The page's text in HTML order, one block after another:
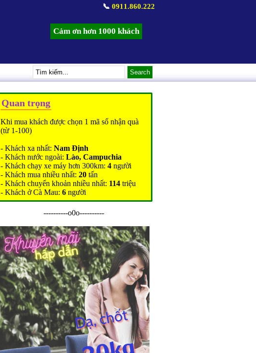
📞 0911.860.222
Cảm ơn hơn 1000 khách
Quan trọng
Khi mua khách được chọn 1 mã số nhận quà
(từ 1-100)
- Khách xa nhất: Nam Định
- Khách nước ngoài: Lào, Campuchia
- Khách chạy xe máy hơn 300km: 4 người
- Khách mua nhiều nhất: 20 tấn
- Khách chuyển khoản nhiều nhất: 114 triệu
- Khách ở Cà Mau: 6 người
----------o0o----------